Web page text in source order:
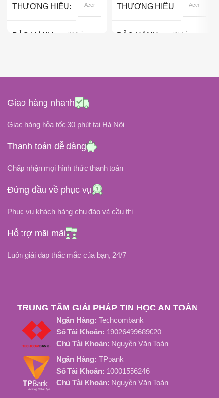
THƯƠNG HIỆU Acer
BẢO HÀNH 06 tháng
ĐIỆN ÁP 11.4 Volt
DUNG LƯỢNG PIN
NHIỆT ĐỘ HOẠT ĐỘNG
0độ C đến 60độ C
3 Tiếng
TUỔI THỌ PIN
Khoảng 500 Chu Kỳ Sạc
THƯƠNG HIỆU Acer
BẢO HÀNH 06 tháng
ĐIỆN ÁP
-20 độ C đến 80 độ C
Từ 2 Đến 3 Tiếng
TUỔI THỌ PIN
Khoảng 1000 Chu kỳ sạc
Giao hàng nhanh
Giao hàng hỏa tốc 30 phút tại Hà Nội
Thanh toán dễ dàng
Chấp nhận mọi hình thức thanh toán
Đứng đầu về phục vụ
Phục vụ khách hàng chu đáo và cầu thị
Hỗ trợ mãi mãi
Luôn giải đáp thắc mắc của bạn, 24/7
TRUNG TÂM GIẢI PHÁP TIN HỌC AN TOÀN
Ngân Hàng: Techcombank
Số Tài Khoản: 19026499689020
Chủ Tài Khoản: Nguyễn Văn Toàn
Ngân Hàng: TPbank
Số Tài Khoản: 10001556246
Chủ Tài Khoản: Nguyễn Văn Toàn